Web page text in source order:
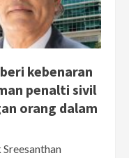
kebenaran
penalti sivil
orang dalam